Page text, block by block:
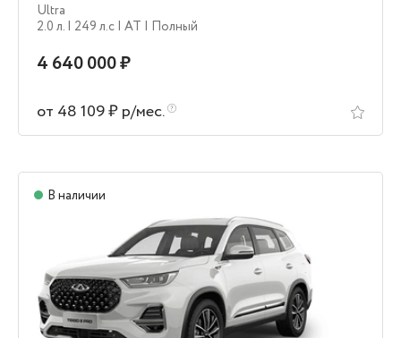
Ultra
2.0 л. | 249 л.c | AT | Полный
4 640 000 ₽
от 48 109 ₽ р/мес.
В наличии